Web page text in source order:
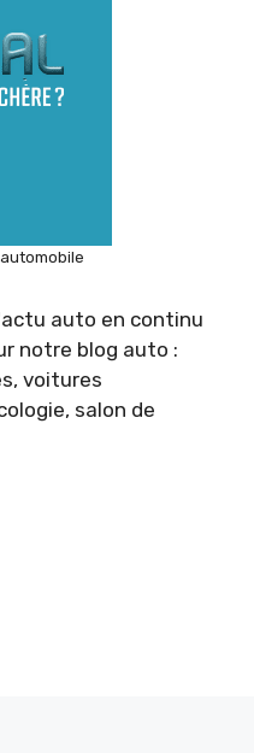
automobile
auto en continu
notre blog auto :
voitures
salon de